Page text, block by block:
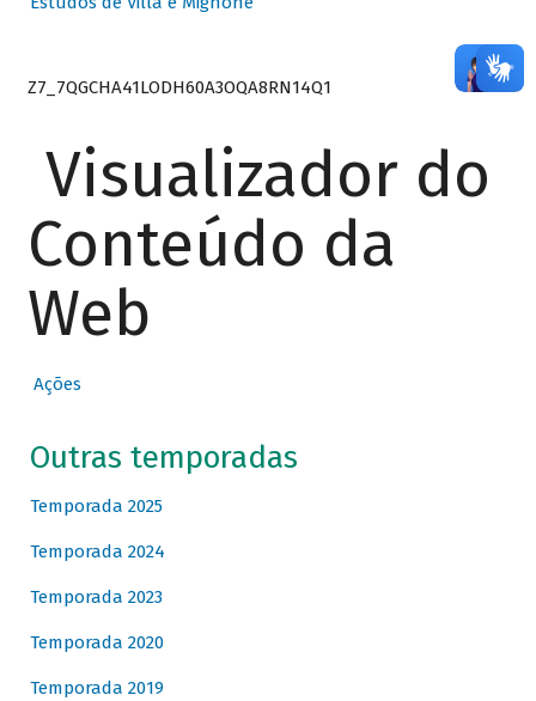
Z7_7QGCHA41LODH60A3OQA8RN14Q1
Visualizador do
Conteúdo da
Web
Ações
Outras temporadas
Temporada 2025
Temporada 2024
Temporada 2023
Temporada 2020
Temporada 2019